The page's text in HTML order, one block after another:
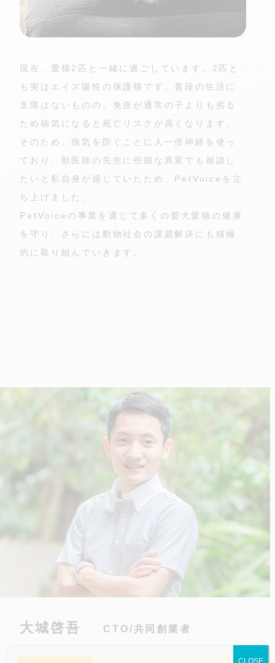
現在、愛猫2匹と一緒に過ごしています。2匹と
も実はエイズ陽性の保護猫です。普段の生活に
支障はないものの、免疫が通常の子よりも劣る
ため病気になると死亡リスクが高くなります。
そのため、病気を防ぐことに人一倍神経を使っ
ており、獣医師の先生に些細な異変でも相談し
たいと私自身が感じていたため、PetVoiceを立
ち上げました。
PetVoiceの事業を通じて多くの愛犬愛猫の健康
を守り、さらには動物社会の課題解決にも積極
的に取り組んでいきます。
大城啓吾 CTO/共同創業者